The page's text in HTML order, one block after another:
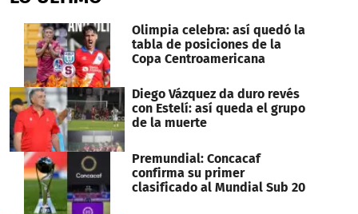
Olimpia celebra: así quedó la
tabla de posiciones de la
Copa Centroamericana
Diego Vázquez da duro revés
con Estelí: así queda el grupo
de la muerte
Premundial: Concacaf
confirma su primer
clasificado al Mundial Sub 20